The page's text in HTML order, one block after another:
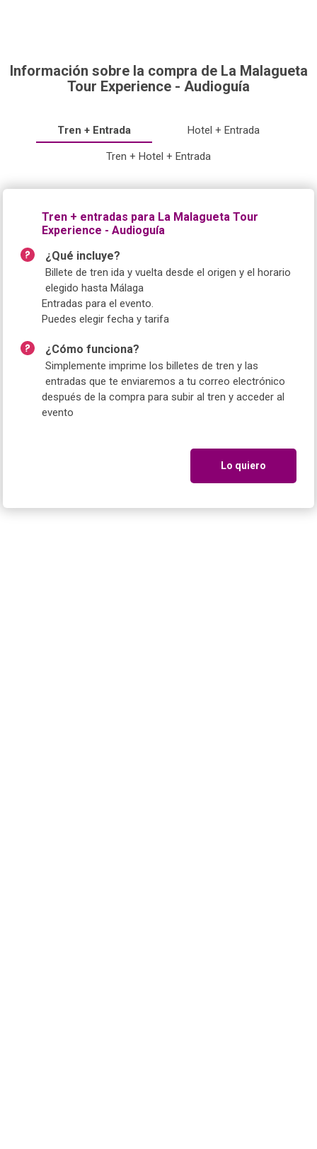
Información sobre la compra de La Malagueta
Tour Experience - Audioguía
Tren + Entrada Hotel + Entrada
Tren + Hotel + Entrada
Tren + entradas para La Malagueta Tour
Experience - Audioguía
¿Qué incluye?
Billete de tren ida y vuelta desde el origen y el horario
elegido hasta Málaga
Entradas para el evento.
Puedes elegir fecha y tarifa
¿Cómo funciona?
Simplemente imprime los billetes de tren y las
entradas que te enviaremos a tu correo electrónico
después de la compra para subir al tren y acceder al
evento
Lo quiero